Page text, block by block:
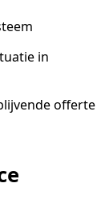
in
offerte